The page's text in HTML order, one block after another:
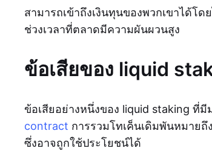
สามารถเข้าถึงเงินทุนของพวกเขาได้โ
ช่วงเวลาที่ตลาดมีความผันผวนสูง
ข้อเสียของ liquid
ข้อเสียอย่างหนึ่งของ liquid staking ที่
contract การรวมโทเค็นเดิมพันหมายถึ
ซึ่งอาจถูกใช้ประโยชน์ได้